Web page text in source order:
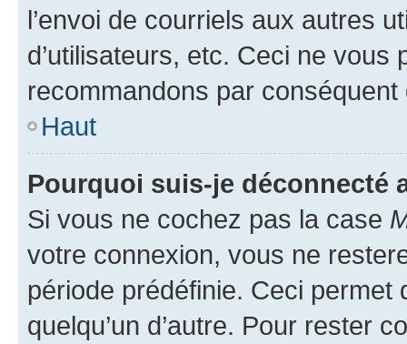
l’envoi de courriels aux autres
d’utilisateurs, etc. Ceci ne vous
recommandons par conséquent
Haut
Pourquoi suis-je déconnecté
Si vous ne cochez pas la case
votre connexion, vous ne
période prédéfinie. Ceci permet
quelqu’un d’autre. Pour rester